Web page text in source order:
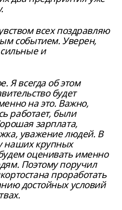
всех поздравляю
событием. Уверен,
и
Я всегда об этом
будет
на это. Важно,
работает, были
зарплата,
уважение людей. В
наших крупных
оценивать именно
Поэтому поручил
проработать
достойных условий